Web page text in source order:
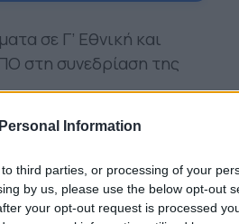
Information
third parties, or processing of your
by us, please use the below opt-out
your opt-out request is processed
σε Γ’ Εθνική και
στη συνεδρίαση της
περιοχές που είναι
το οποίο
επιθυμεί την